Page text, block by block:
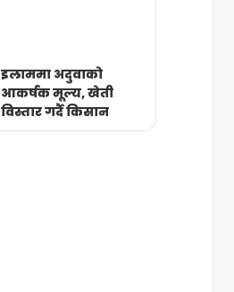
इलाममा अदुवाको
आकर्षक मूल्य, खेती
विस्तार गर्दै किसान